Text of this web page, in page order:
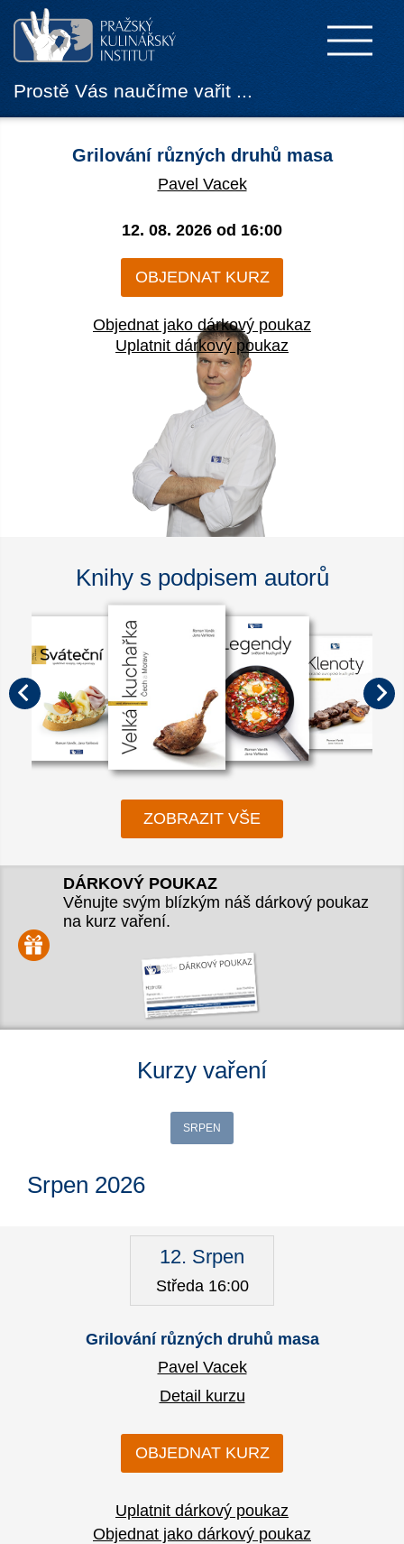
Prostě Vás naučíme vařit ...
Grilování různých druhů masa
Pavel Vacek
12. 08. 2026 od 16:00
OBJEDNAT KURZ
Objednat jako dárkový poukaz
Uplatnit dárkový poukaz
Knihy s podpisem autorů
ZOBRAZIT VŠE
DÁRKOVÝ POUKAZ
Věnujte svým blízkým náš dárkový poukaz
na kurz vaření.
Kurzy vaření
SRPEN
Srpen 2026
12. Srpen
Středa 16:00
Grilování různých druhů masa
Pavel Vacek
Detail kurzu
OBJEDNAT KURZ
Uplatnit dárkový poukaz
Objednat jako dárkový poukaz